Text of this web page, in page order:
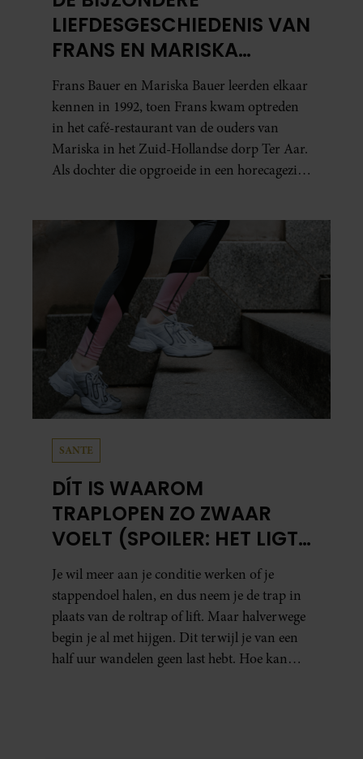
LIEFDESGESCHIEDENIS VAN
FRANS EN MARISKA
BAUER: OOK IN BED
ELKAARS EERSTE
Frans Bauer en Mariska Bauer leerden elkaar
kennen in 1992, toen Frans kwam optreden
in het café-restaurant van de ouders van
Mariska in het Zuid-Hollandse dorp Ter Aar.
Als dochter die opgroeide in een horecagezin
SANTE
DÍT IS WAAROM
TRAPLOPEN ZO ZWAAR
VOELT (SPOILER: HET LIGT
NIET AAN JE CONDITIE)
Je wil meer aan je conditie werken of je
stappendoel halen, en dus neem je de trap in
plaats van de roltrap of lift. Maar halverwege
begin je al met hijgen. Dit terwijl je van een
half uur wandelen geen last hebt. Hoe kan